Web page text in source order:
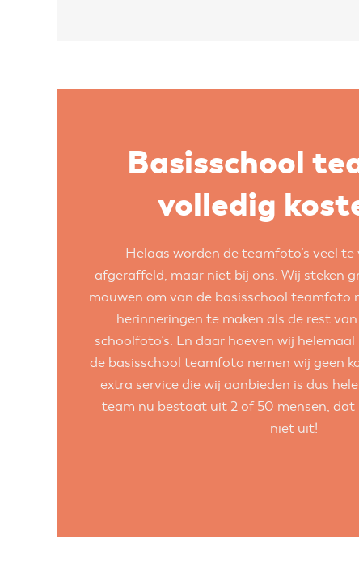
Basisschool
volledig
Helaas worden de teamfoto’s veel
afgeraffeld, maar niet bij ons. Wij steken
mouwen om van de basisschool teamfoto
herinneringen te maken als de rest
schoolfoto’s. En daar hoeven wij
de basisschool teamfoto nemen wij geen
extra service die wij aanbieden is dus
team nu bestaat uit 2 of 50 mensen, dat
niet uit!